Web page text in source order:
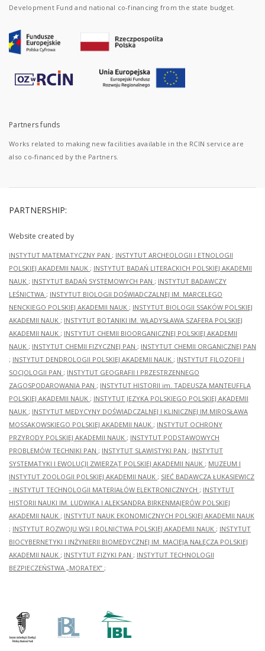
Development Fund and national co-financing from the state budget.
Partners funds
Works related to making new facilities available in the RCIN service are
also co-financed by the Partners.
PARTNERSHIP:
Website created by
INSTYTUT MATEMATYCZNY PAN ; INSTYTUT ARCHEOLOGII I ETNOLOGII
POLSKIEJ AKADEMII NAUK ; INSTYTUT BADAŃ LITERACKICH POLSKIEJ AKADEMII
NAUK ; INSTYTUT BADAŃ SYSTEMOWYCH PAN ; INSTYTUT BADAWCZY
LEŚNICTWA ; INSTYTUT BIOLOGII DOŚWIADCZALNEJ IM. MARCELEGO
NENCKIEGO POLSKIEJ AKADEMII NAUK ; INSTYTUT BIOLOGII SSAKÓW POLSKIEJ
AKADEMII NAUK ; INSTYTUT BOTANIKI IM. WŁADYSŁAWA SZAFERA POLSKIEJ
AKADEMII NAUK ; INSTYTUT CHEMII BIOORGANICZNEJ POLSKIEJ AKADEMII
NAUK ; INSTYTUT CHEMII FIZYCZNEJ PAN ; INSTYTUT CHEMII ORGANICZNEJ PAN
; INSTYTUT DENDROLOGII POLSKIEJ AKADEMII NAUK ; INSTYTUT FILOZOFII I
SOCJOLOGII PAN ; INSTYTUT GEOGRAFII I PRZESTRZENNEGO
ZAGOSPODAROWANIA PAN ; INSTYTUT HISTORII im. TADEUSZA MANTEUFFLA
POLSKIEJ AKADEMII NAUK ; INSTYTUT JĘZYKA POLSKIEGO POLSKIEJ AKADEMII
NAUK ; INSTYTUT MEDYCYNY DOŚWIADCZALNEJ I KLINICZNEJ IM.MIROSŁAWA
MOSSAKOWSKIEGO POLSKIEJ AKADEMII NAUK ; INSTYTUT OCHRONY
PRZYRODY POLSKIEJ AKADEMII NAUK ; INSTYTUT PODSTAWOWYCH
PROBLEMÓW TECHNIKI PAN ; INSTYTUT SLAWISTYKI PAN ; INSTYTUT
SYSTEMATYKI I EWOLUCJI ZWIERZĄT POLSKIEJ AKADEMII NAUK ; MUZEUM I
INSTYTUT ZOOLOGII POLSKIEJ AKADEMII NAUK ; SIEĆ BADAWCZA ŁUKASIEWICZ
- INSTYTUT TECHNOLOGII MATERIAŁÓW ELEKTRONICZNYCH ; INSTYTUT
HISTORII NAUKI IM. LUDWIKA I ALEKSANDRA BIRKENMAJERÓW POLSKIEJ
AKADEMII NAUK ; INSTYTUT NAUK EKONOMICZNYCH POLSKIEJ AKADEMII NAUK
; INSTYTUT ROZWOJU WSI I ROLNICTWA POLSKIEJ AKADEMII NAUK ; INSTYTUT
BIOCYBERNETYKI I INŻYNIERII BIOMEDYCZNEJ IM. MACIEJA NAŁĘCZA POLSKIEJ
AKADEMII NAUK ; INSTYTUT FIZYKI PAN ; INSTYTUT TECHNOLOGII
BEZPIECZEŃSTWA „MORATEX” ;